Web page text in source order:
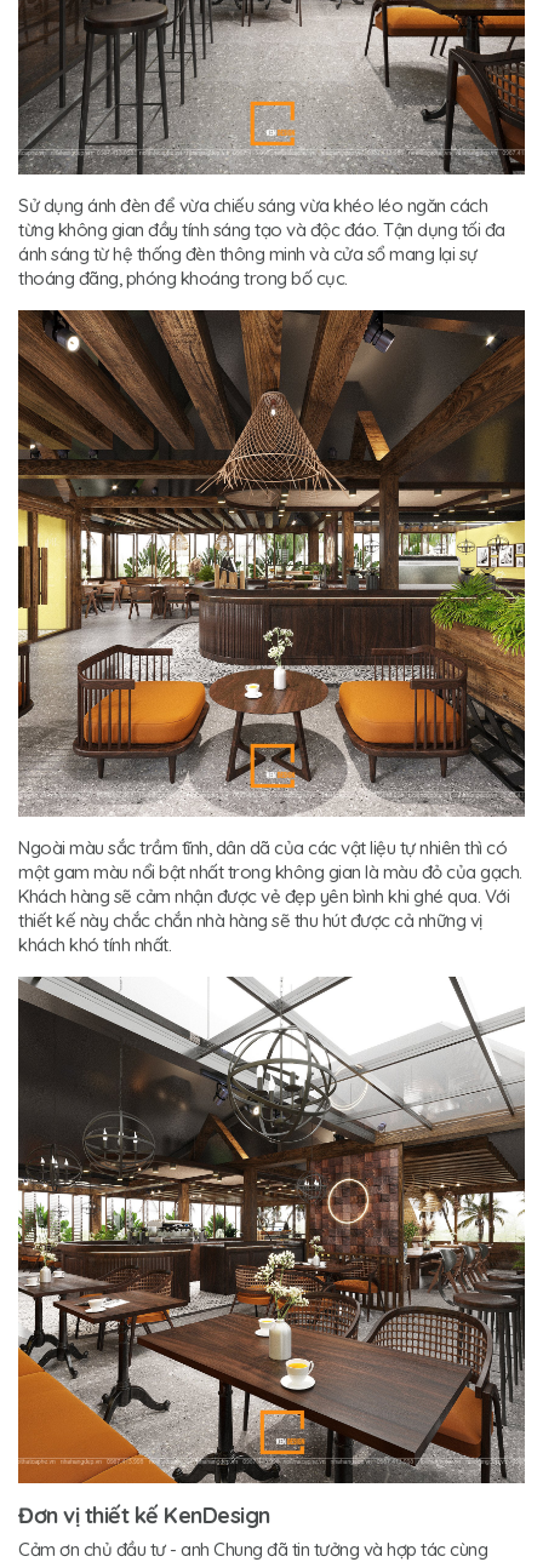
Sử dụng ánh đèn để vừa chiếu sáng vừa khéo léo ngăn cách
từng không gian đầy tính sáng tạo và độc đáo. Tận dụng tối đa
ánh sáng từ hệ thống đèn thông minh và cửa sổ mang lại sự
thoáng đãng, phóng khoáng trong bố cục.
Ngoài màu sắc trầm tĩnh, dân dã của các vật liệu tự nhiên thì có
một gam màu nổi bật nhất trong không gian là màu đỏ của gạch.
Khách hàng sẽ cảm nhận được vẻ đẹp yên bình khi ghé qua. Với
thiết kế này chắc chắn nhà hàng sẽ thu hút được cả những vị
khách khó tính nhất.
Đơn vị thiết kế KenDesign
Cảm ơn chủ đầu tư - anh Chung đã tin tưởng và hợp tác cùng